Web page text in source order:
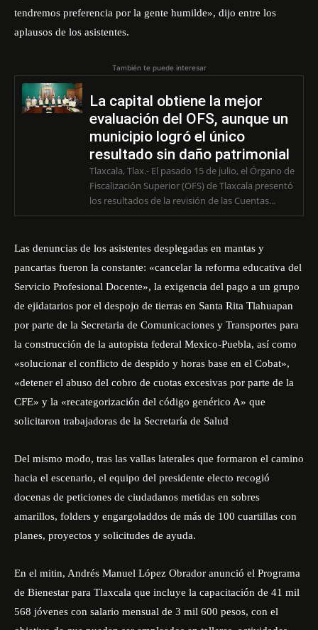
tendremos preferencia por la gente humilde», dijo entre los
aplausos de los asistentes.
También te puede interesar
La capital obtiene la mejor
evaluación del OFS, aunque un
municipio logró el único
resultado sin daño patrimonial
Tlaxcala, Tlax.- El pasado 15 de julio, el Órgano de
Fiscalización Superior (OFS) de Tlaxcala presentó
los resultados de la revisión de las Cuentas...
Las denuncias de los asistentes desplegadas en mantas y
pancartas fueron la constante: «cancelar la reforma educativa del
Servicio Profesional Docente», la exigencia del pago a un grupo
de ejidatarios por el despojo de tierras en Santa Rita Tlahuapan
por parte de la Secretaria de Comunicaciones y Transportes para
la construcción de la autopista federal Mexico-Puebla, así como
«solucionar el conflicto de despido y horas base en el Cobat»,
«detener el abuso del cobro de cuotas excesivas por parte de la
CFE» y la «recategorización del código genérico A» que
solicitaron trabajadoras de la Secretaría de Salud
Del mismo modo, tras las vallas laterales que formaron el camino
hacia el escenario, el equipo del presidente electo recogió
docenas de peticiones de ciudadanos metidas en sobres
amarillos, folders y engargoladdos de más de 100 cuartillas con
planes, proyectos y solicitudes de ayuda.
En el mitin, Andrés Manuel López Obrador anunció el Programa
de Bienestar para Tlaxcala que incluye la capacitación de 41 mil
568 jóvenes con salario mensual de 3 mil 600 pesos, con el